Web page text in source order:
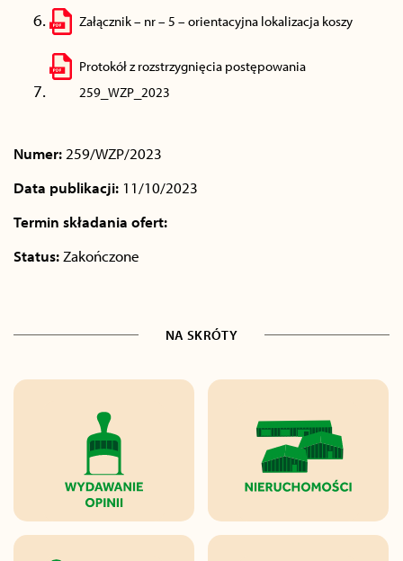
Załącznik – nr – 5 – orientacyjna lokalizacja koszy
Protokół z rozstrzygnięcia postępowania
259_WZP_2023
Numer: 259/WZP/2023
Data publikacji: 11/10/2023
Termin składania ofert:
Status: Zakończone
NA SKRÓTY